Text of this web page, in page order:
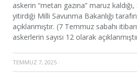
askerin “metan gazına” maruz
yitirdiği Milli Savunma Bakanlığı
açıklanmıştır. (7 Temmuz sabahı
askerlerin sayısı 12 olarak
TEMMUZ 7, 2025 ·